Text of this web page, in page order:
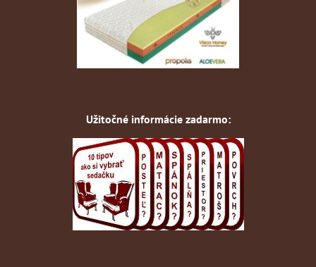
Užitočné informácie zadarmo: